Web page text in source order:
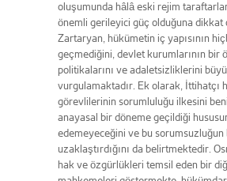
oluşumunda hâlâ eski rejim
önemli gerileyici güç olduğuna
Zartaryan, hükümetin iç yapısının
geçmediğini, devlet kurumlarının bir
politikalarını ve adaletsizliklerini
vurgulamaktadır. Ek olarak, İttihatçı
görevlilerinin sorumluluğu ilkesini
anayasal bir döneme geçildiği
edemeyeceğini ve bu
uzaklaştırdığını da belirtmektedir.
hak ve özgürlükleri temsil eden bir